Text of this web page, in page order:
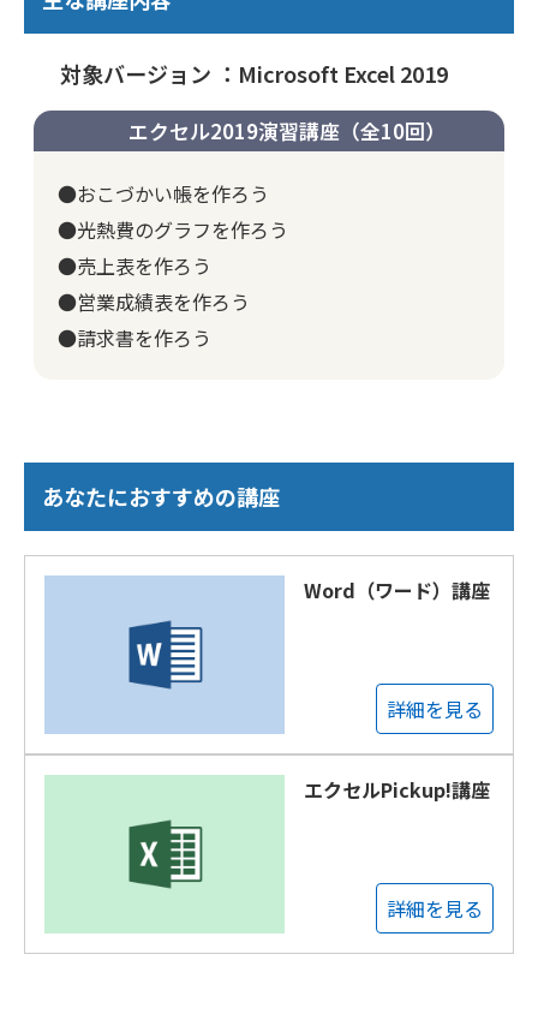
対象バージョン ：Microsoft Excel 2019
エクセル2019演習講座（全10回）
●おこづかい帳を作ろう
●光熱費のグラフを作ろう
●売上表を作ろう
●営業成績表を作ろう
●請求書を作ろう
あなたにおすすめの講座
Word（ワード）講座
詳細を見る
エクセルPickup!講座
詳細を見る